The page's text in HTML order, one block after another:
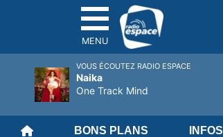
MENU
BONS PLANS INFOS
VOUS ÉCOUTEZ RADIO ESPACE
Naika
One Track Mind